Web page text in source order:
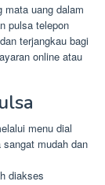
mata uang dalam
pulsa telepon
terjangkau bagi
online atau
menu dial
mudah dan
diakses